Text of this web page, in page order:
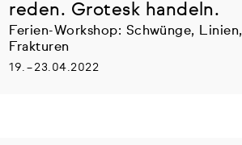
reden. Grotesk handeln.
Ferien-Workshop: Schwünge, Linien,
Frakturen
19. – 23.04.2022